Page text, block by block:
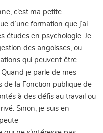
c’est ma petite
d’une formation que j’ai
études en psychologie. Je
des angoisses, ou
qui peuvent être
je parle de mes
de la Fonction publique de
à des défis au travail ou
Sinon, je suis en